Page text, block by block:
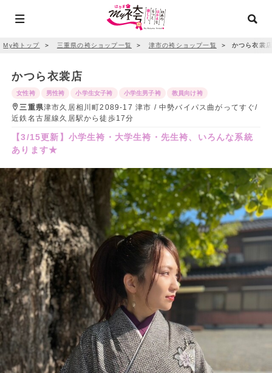
My袴トップ ＞ 三重県の袴ショップ一覧 ＞ 津市の袴ショップ一覧 ＞ かつら衣裳店
かつら衣裳店
女性袴 男性袴 小学生女子袴 小学生男子袴 教員向け袴
三重県津市久居相川町2089-17 津市 / 中勢バイパス曲がってすぐ/
近鉄名古屋線久居駅から徒歩17分
【3/15更新】小学生袴・大学生袴・先生袴、いろんな系統
あります★